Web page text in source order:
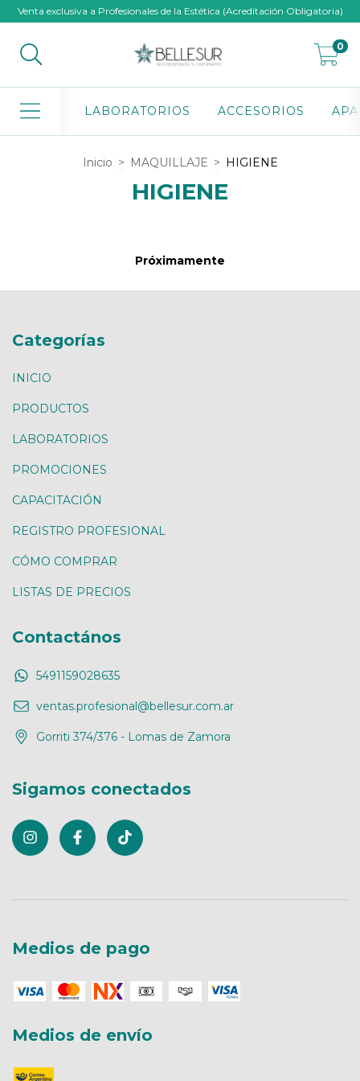
Venta exclusiva a Profesionales de la Estética (Acreditación Obligatoria)
0
LABORATORIOS ACCESORIOS
Inicio > MAQUILLAJE > HIGIENE
HIGIENE
Próximamente
Categorías
INICIO
PRODUCTOS
LABORATORIOS
PROMOCIONES
CAPACITACIÓN
REGISTRO PROFESIONAL
CÓMO COMPRAR
LISTAS DE PRECIOS
Contactános
5491159028635
ventas.profesional@bellesur.com.ar
Gorriti 374/376 - Lomas de Zamora
Sigamos conectados
Medios de pago
Medios de envío